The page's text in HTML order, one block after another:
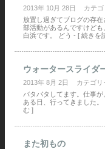
2013年 10月 28日 カテゴ
放置し過ぎてブログの存
部活動があるんですけども
白浜です。 どう - [ 続きを
ウォータースライダ
2013年 8月 2日 カテゴリ
バタバタしてます。仕事
ある日、行ってきました
む ]
また初もの